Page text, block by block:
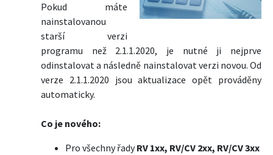
Pokud máte
nainstalovanou
starší verzi
programu než 2.1.1.2020, je nutné ji nejprve
odinstalovat a následně nainstalovat verzi novou. Od
verze 2.1.1.2020 jsou aktualizace opět prováděny
automaticky.
Co je nového:
Pro všechny řadyRV 1xx, RV/CV 2xx, RV/CV 3xx